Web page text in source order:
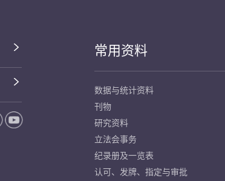
常用资料
数据与统计资料
刊物
研究资料
立法会事务
纪录册及一览表
认可、发牌、指定与审批